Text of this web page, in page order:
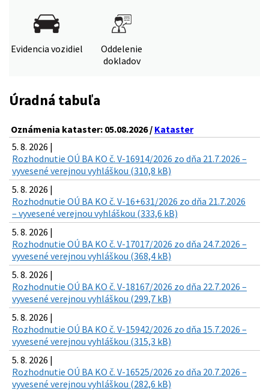
Evidencia vozidiel
Oddelenie
dokladov
Úradná tabuľa
Oznámenia kataster: 05.08.2026 / Kataster
5. 8. 2026 |
Rozhodnutie OÚ BA KO č. V-16914/2026 zo dňa 21.7.2026 –
vyvesené verejnou vyhláškou (310,8 kB)
5. 8. 2026 |
Rozhodnutie OÚ BA KO č. V-16+631/2026 zo dňa 21.7.2026
– vyvesené verejnou vyhláškou (333,6 kB)
5. 8. 2026 |
Rozhodnutie OÚ BA KO č. V-17017/2026 zo dňa 24.7.2026 –
vyvesené verejnou vyhláškou (368,4 kB)
5. 8. 2026 |
Rozhodnutie OÚ BA KO č. V-18167/2026 zo dňa 22.7.2026 –
vyvesené verejnou vyhláškou (299,7 kB)
5. 8. 2026 |
Rozhodnutie OÚ BA KO č. V-15942/2026 zo dňa 15.7.2026 –
vyvesené verejnou vyhláškou (315,3 kB)
5. 8. 2026 |
Rozhodnutie OÚ BA KO č. V-16525/2026 zo dňa 20.7.2026 –
vyvesené verejnou vyhláškou (282,6 kB)